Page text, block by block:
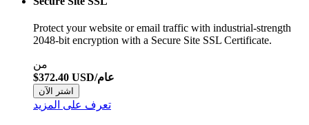
Protect your website or email traffic with industrial-strength
2048-bit encryption with a Secure Site SSL Certificate.
من
$372.40 USD/عام
اشتر الآن
تعرف على المزيد